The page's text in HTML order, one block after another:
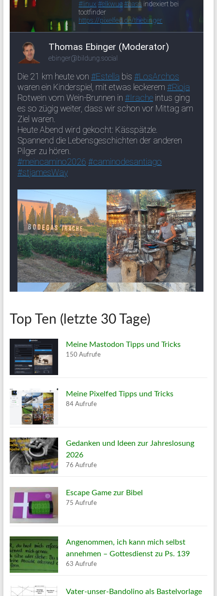
Top Ten (letzte 30 Tage)
Meine Mastodon Tipps und Tricks
150 Aufrufe
Meine Pixelfed Tipps und Tricks
84 Aufrufe
Gedanken und Ideen zur Jahreslosung
2026
76 Aufrufe
Escape Game zur Bibel
75 Aufrufe
Angenommen, ich kann mich selbst
annehmen – Gottesdienst zu Ps. 139
63 Aufrufe
Vater-unser-Bandolino als Bastelvorlage